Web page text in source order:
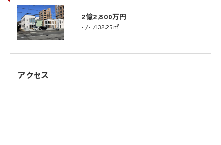
2億2,800万円
- - 132.25㎡
アクセス